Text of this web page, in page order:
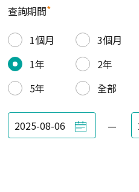
查詢期間*
1個月 3個月
1年
2年
5年
全部
—